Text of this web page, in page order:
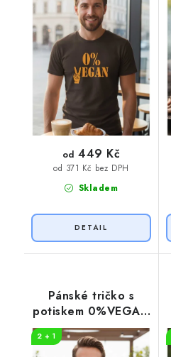
Skladem
od 371 Kč bez DPH
od 449 Kč
Pánské tričko s
potiskem 0%VEGAN
černý potisk
2 + 1